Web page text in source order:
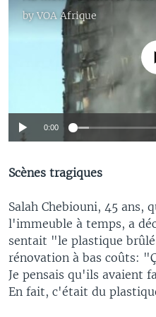
by VOA Afrique
No media
0:00
Scènes tragiques
Salah Chebiouni, 45 ans,
l'immeuble à temps, a
sentait "le plastique
rénovation à bas coûts:
Je pensais qu'ils avaient
En fait, c'était du